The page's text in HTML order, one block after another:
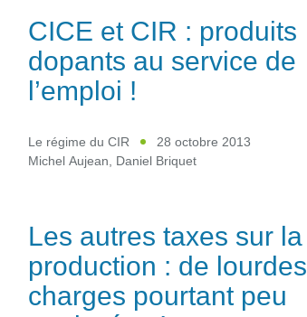
CICE et CIR : produits
dopants au service de
l’emploi !
Le régime du CIR
28 octobre 2013
Michel Aujean, Daniel Briquet
Les autres taxes sur la
production : de lourdes
charges pourtant peu